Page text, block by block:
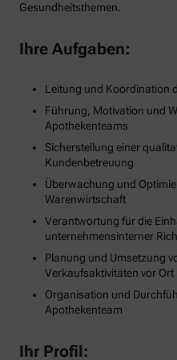
Gesundheitsthemen.
Ihre Aufgaben:
Leitung und Koordination
Führung, Motivation und
Apothekenteams
Sicherstellung einer
Kundenbetreuung
Überwachung und
Warenwirtschaft
Verantwortung für die
unternehmensinterner
Planung und Umsetzung
Verkaufsaktivitäten vor Ort
Organisation und
Apothekenteam
Ihr Profil: